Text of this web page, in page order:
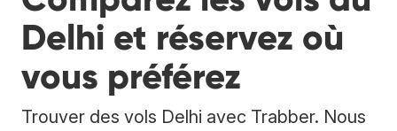
Delhi et réservez où
vous préférez
Trouver des vols Delhi avec Trabber. Nous